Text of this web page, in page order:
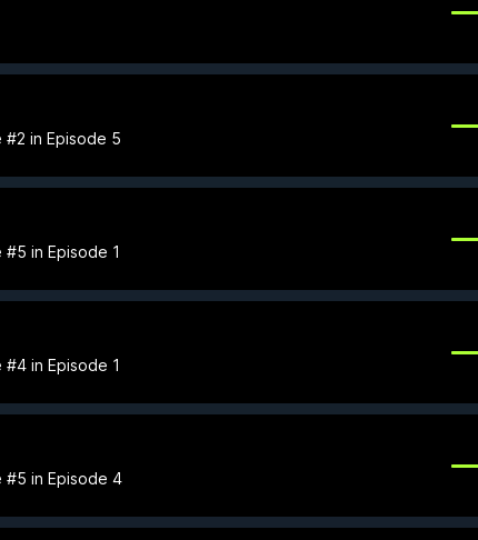
in Episode 5
in Episode 1
in Episode 1
#5 in Episode 4